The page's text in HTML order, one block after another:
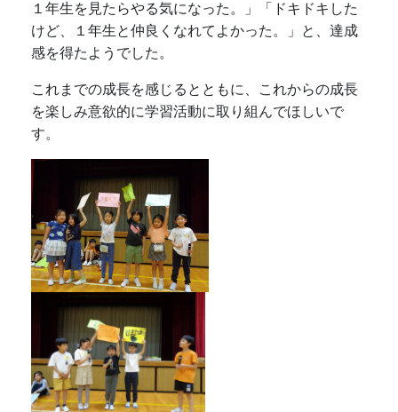
１年生を見たらやる気になった。」「ドキドキした
けど、１年生と仲良くなれてよかった。」と、達成
感を得たようでした。
これまでの成長を感じるとともに、これからの成長
を楽しみ意欲的に学習活動に取り組んでほしいで
す。